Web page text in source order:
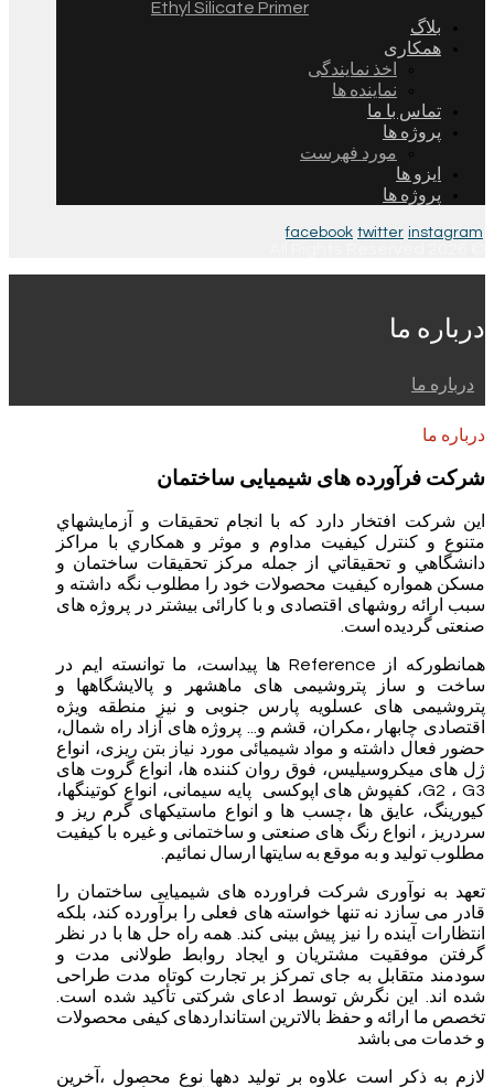
Ethyl Silicate Primer
بلاگ
همکاری
اخذ نمایندگی
نماینده ها
تماس با ما
پروژه ها
مورد فهرست
ایزو ها
پروژه ها
facebook twitter instagram
درباره ما
درباره ما
درباره ما
شرکت فرآورده های شیمیایی ساختمان
این شرکت افتخار دارد كه با انجام تحقيقات و آزمايشهاي
متنوع و كنترل كيفيت مداوم و موثر و همكاري با مراكز
دانشگاهي و تحقيقاتي از جمله مركز تحقيقات ساختمان و
مسكن همواره كيفيت محصولات خود را مطلوب نگه داشته و
سبب ارائه روشهای اقتصادی و با کارائی بیشتر در پروژه های
صنعتی گردیده است.
همانطورکه از Reference ها پیداست، ما توانسته ایم در
ساخت و ساز پتروشیمی های ماهشهر و پالایشگاهها و
پتروشیمی های عسلویه پارس جنوبی و نیز منطقه ویژه
اقتصادی چابهار ،مکران، قشم و... پروژه های آزاد راه شمال،
حضور فعال داشته و مواد شیمیائی مورد نیاز بتن ریزی، انواع
ژل های میکروسیلیس، فوق روان کننده ها، انواع گروت های
G2 ، G3، کفپوش های اپوکسی پایه سیمانی، انواع کوتینگها،
کیورینگ، عایق ها ،چسب ها و انواع ماستیکهای گرم ریز و
سردریز ، انواع رنگ های صنعتی و ساختمانی و غیره با کیفیت
مطلوب تولید و به موقع به سایتها ارسال نمائیم.
تعهد به نوآوری شرکت فراورده های شیمیایی ساختمان را
قادر می سازد نه تنها خواسته های فعلی را برآورده کند، بلکه
انتظارات آینده را نیز پیش بینی کند. همه راه حل ها با در نظر
گرفتن موفقیت مشتریان و ایجاد روابط طولانی مدت و
سودمند متقابل به جای تمرکز بر تجارت کوتاه مدت طراحی
شده اند. این نگرش توسط ادعای شرکتی تأکید شده است.
تخصص ما ارائه و حفظ بالاترین استانداردهای کیفی محصولات
و خدمات می باشد
لازم به ذکر است علاوه بر توليد دهها نوع محصول ،آخرين